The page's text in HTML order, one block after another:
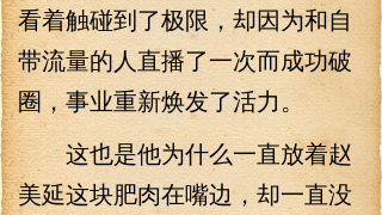
看着触碰到了极限，却因为和自
带流量的人直播了一次而成功破
圈，事业重新焕发了活力。
这也是他为什么一直放着赵
美延这块肥肉在嘴边，却一直没